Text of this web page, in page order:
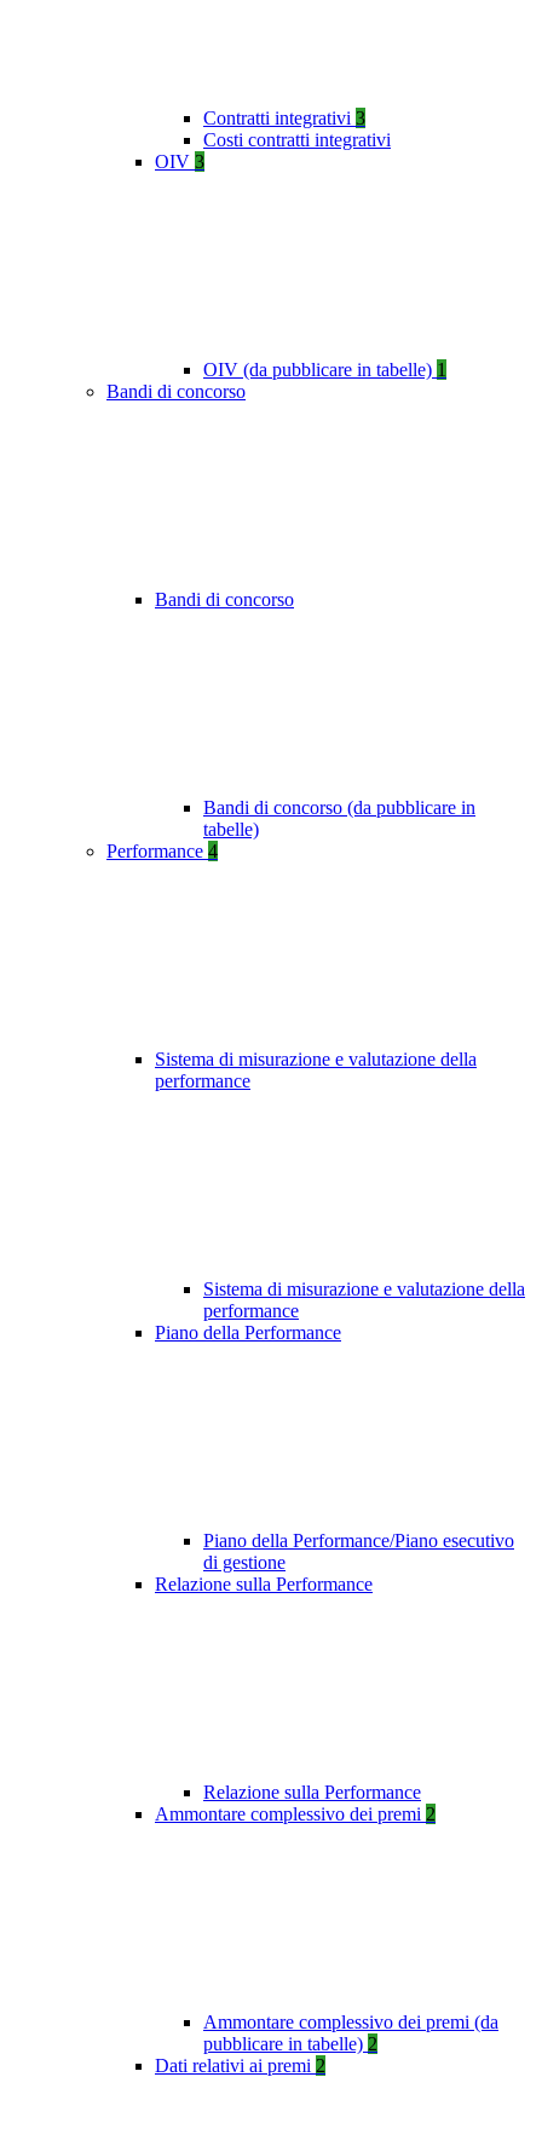
Contratti integrativi 3
Costi contratti integrativi
OIV 3
OIV (da pubblicare in tabelle) 1
Bandi di concorso
Bandi di concorso
Bandi di concorso (da pubblicare in
tabelle)
Performance 4
Sistema di misurazione e valutazione della
performance
Sistema di misurazione e valutazione della
performance
Piano della Performance
Piano della Performance/Piano esecutivo
di gestione
Relazione sulla Performance
Relazione sulla Performance
Ammontare complessivo dei premi 2
Ammontare complessivo dei premi (da
pubblicare in tabelle) 2
Dati relativi ai premi 2